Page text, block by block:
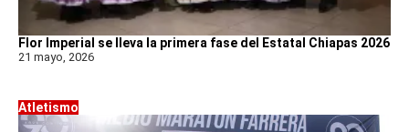
Flor Imperial se lleva la primera fase del Estatal Chiapas 2026
21 mayo, 2026
Atletismo